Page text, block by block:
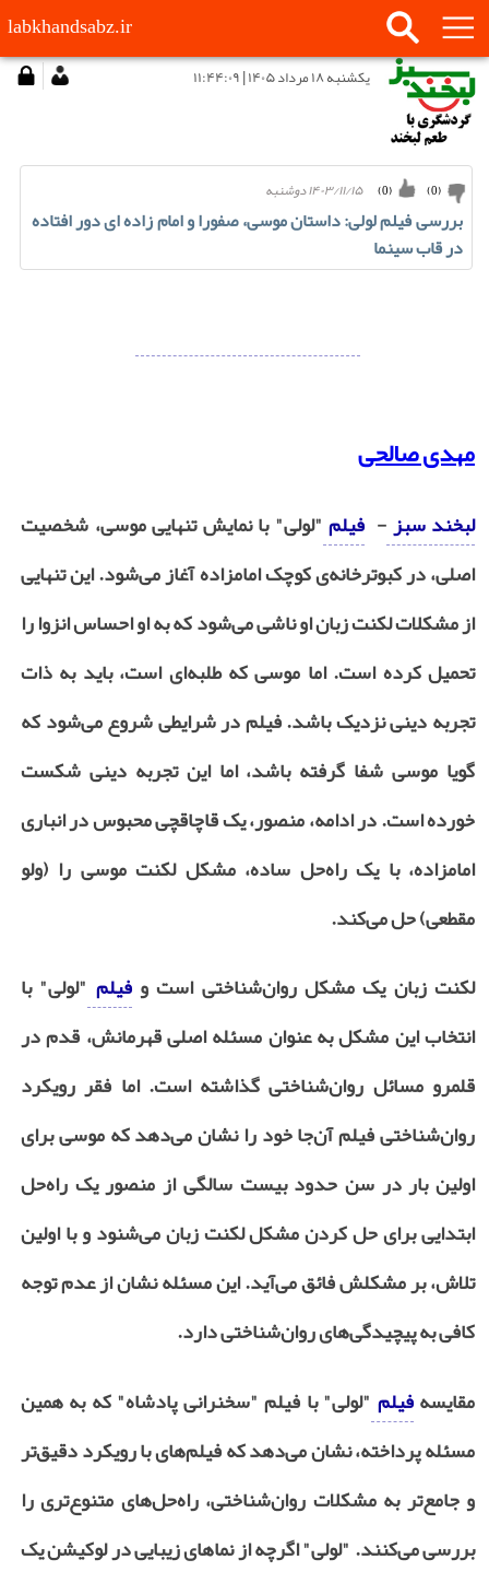
labkhandsabz.ir
يكشنبه ۱۸ مرداد ۱۴۰۵ | ۱۱:۴۴:۰۹
۱۴۰۳/۱۱/۱۵ دوشنبه (
0
) (
0
)
بررسی فیلم لولی: داستان موسی، صفورا و امام زاده ای دور افتاده
در قاب سینما
مهدی صالحی
لبخند سبز- فیلم"لولی" با نمایش تنهایی موسی، شخصیت
اصلی، در کبوترخانه‌ی کوچک امامزاده آغاز می‌شود. این تنهایی
از مشکلات لکنت زبان او ناشی می‌شود که به او احساس انزوا را
تحمیل کرده است. اما موسی که طلبه‌ای است، باید به ذات
تجربه دینی نزدیک باشد. فیلم در شرایطی شروع می‌شود که
گویا موسی شفا گرفته باشد، اما این تجربه دینی شکست
خورده است. در ادامه، منصور، یک قاچاقچی محبوس در انباری
امامزاده، با یک راه‌حل ساده، مشکل لکنت موسی را (ولو
مقطعی) حل می‌کند.
لکنت زبان یک مشکل روان‌شناختی است وفیلم "لولی" با
انتخاب این مشکل به عنوان مسئله اصلی قهرمانش، قدم در
قلمرو مسائل روان‌شناختی گذاشته است. اما فقر رویکرد
روان‌شناختی فیلم آن‌جا خود را نشان می‌دهد که موسی برای
اولین بار در سن حدود بیست سالگی از منصور یک راه‌حل
ابتدایی برای حل کردن مشکل لکنت زبان می‌شنود و با اولین
تلاش، بر مشکلش فائق می‌آید. این مسئله نشان از عدم توجه
کافی به پیچیدگی‌های روان‌شناختی دارد.
مقایسهفیلم "لولی" با فیلم "سخنرانی پادشاه" که به همین
مسئله پرداخته، نشان می‌دهد که فیلم‌های با رویکرد دقیق‌تر
و جامع‌تر به مشکلات روان‌شناختی، راه‌حل‌های متنوع‌تری را
بررسی می‌کنند. "لولی" اگرچه از نماهای زیبایی در لوکیشن یک